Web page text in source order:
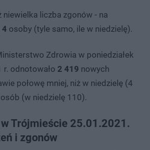
niewielka liczba zgonów - na
4 osoby (tyle samo, ile w niedzielę).
Zdrowia w poniedziałek
odnotowało 2 419 nowych
połowę mniej, niż w niedzielę (4
osób (w niedzielę 110).
Trójmieście 25.01.2021.
i zgonów